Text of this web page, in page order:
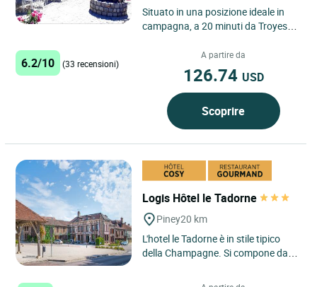
Situato in una posizione ideale in
campagna, a 20 minuti da Troyes, a
minuti dal parco divertimenti...
6.2/10 (33 recensioni)
A partire da
126.74 USD
Scoprire
Logis Hôtel le Tadorne
Piney20 km
L'hotel le Tadorne è in stile tipico
della Champagne. Si compone da
alcuni aggettanti...